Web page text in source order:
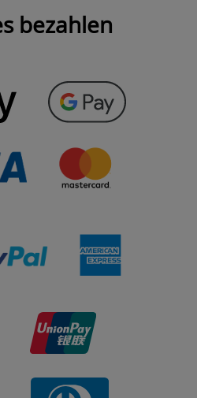
bezahlen